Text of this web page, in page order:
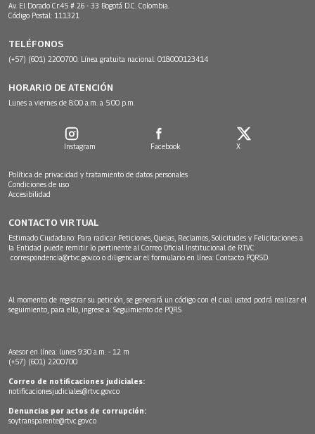
Av. El Dorado Cr.45 # 26 - 33 Bogotá D.C. Colombia.
Código Postal: 111321
TELÉFONOS
(+57) (601) 2200700. Línea gratuita nacional: 018000123414
HORARIO DE ATENCIÓN
Lunes a viernes de 8:00 a.m. a 5:00 p.m.
Instagram Facebook X
Política de privacidad y tratamiento de datos personales
Condiciones de uso
Accesibilidad
CONTACTO VIRTUAL
Estimado Ciudadano: Para radicar Peticiones, Quejas, Reclamos, Solicitudes y Felicitaciones a
la Entidad puede remitir lo pertinente al Correo Oficial Institucional de RTVC
correspondencia@rtvc.gov.co o diligenciar el formulario en línea: Contacto PQRSD.
Al momento de registrar su petición, se generará un código con el cual usted podrá realizar el
seguimiento, para ello, ingrese a: Seguimiento de PQRS
Asesor en línea: lunes 9:30 a.m. - 12 m
(+57) (601) 2200700
Correo de notificaciones judiciales:
notificacionesjudiciales@rtvc.gov.co
Denuncias por actos de corrupción:
soytransparente@rtvc.gov.co